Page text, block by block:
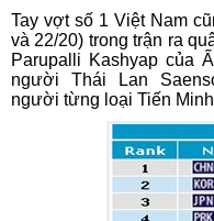
Tay vợt số 1 Việt Nam
và 22/20) trong trận ra
Parupalli Kashyap của
người Thái Lan
người từng loại Tiến